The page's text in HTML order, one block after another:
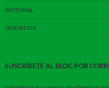
PASTORAL
TESORERÍA
SUSCRÍBETE AL BLOG POR